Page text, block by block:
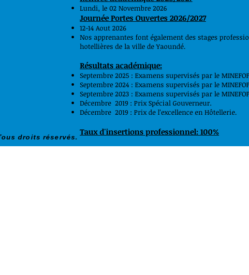
Lundi, le 02 Novembre 2026
Journée Portes Ouvertes 2026/2027
12-14 Aout 2026
Nos apprenantes font également des stages
hotellières de la ville de Yaoundé.
Résultats académique:
Septembre 2025 : Examens supervisés par le
Septembre 2024 : Examens supervisés par le
Septembre 2023 : Examens supervisés par le
Décembre 2019 : Prix Spécial Gouverneur.
Décembre 2019 : Prix de l’excellence en Hôtellerie.
Taux d'insertions professionnel: 100%
droits réservés.